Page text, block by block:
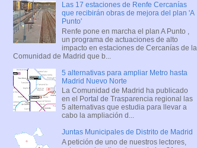
Las 17 estaciones de Renfe Cercanías
que recibirán obras de mejora del plan 'A
Punto'
Renfe pone en marcha el plan A Punto ,
un programa de actuaciones de alto
impacto en estaciones de Cercanías de la
Comunidad de Madrid que b...
5 alternativas para ampliar Metro hasta
Madrid Nuevo Norte
La Comunidad de Madrid ha publicado
en el Portal de Trasparencia regional las
5 alternativas que estudia para llevar a
cabo la ampliación d...
Juntas Municipales de Distrito de Madrid
A petición de uno de nuestros lectores,